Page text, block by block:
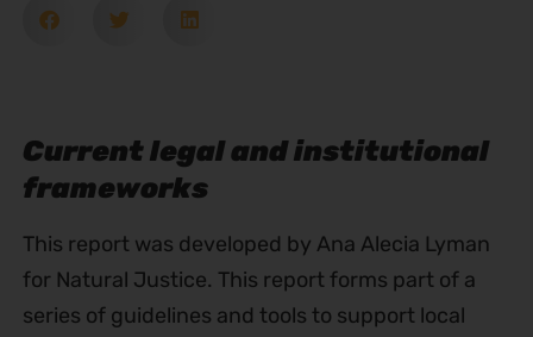
Current legal and institutional
frameworks
This report was developed by Ana Alecia Lyman
for Natural Justice. This report forms part of a
series of guidelines and tools to support local